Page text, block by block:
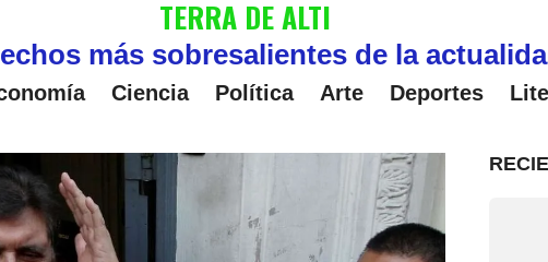
TERRA DE ALTI
más sobresalientes de la
Ciencia Política Arte Deportes